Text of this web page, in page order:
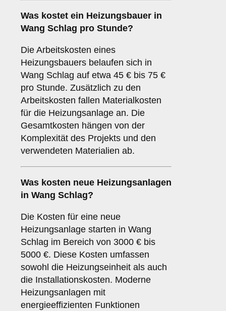
Was kostet ein Heizungsbauer in
Wang Schlag pro Stunde?
Die Arbeitskosten eines
Heizungsbauers belaufen sich in
Wang Schlag auf etwa 45 € bis 75 €
pro Stunde. Zusätzlich zu den
Arbeitskosten fallen Materialkosten
für die Heizungsanlage an. Die
Gesamtkosten hängen von der
Komplexität des Projekts und den
verwendeten Materialien ab.
Was kosten neue Heizungsanlagen
in Wang Schlag?
Die Kosten für eine neue
Heizungsanlage starten in Wang
Schlag im Bereich von 3000 € bis
5000 €. Diese Kosten umfassen
sowohl die Heizungseinheit als auch
die Installationskosten. Moderne
Heizungsanlagen mit
energieeffizienten Funktionen